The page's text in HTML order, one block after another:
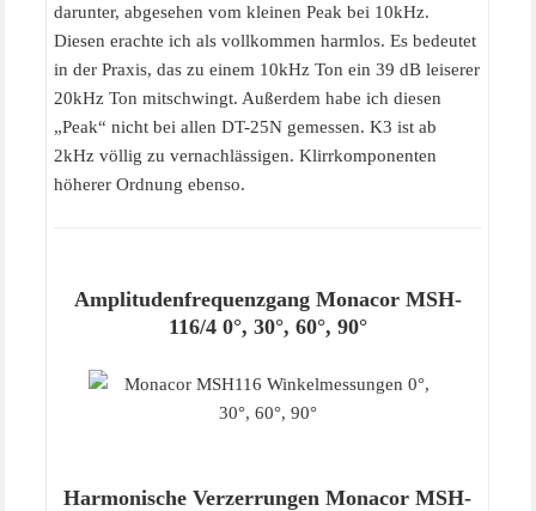
darunter, abgesehen vom kleinen Peak bei 10kHz.
Diesen erachte ich als vollkommen harmlos. Es bedeutet
in der Praxis, das zu einem 10kHz Ton ein 39 dB leiserer
20kHz Ton mitschwingt. Außerdem habe ich diesen
„Peak“ nicht bei allen DT-25N gemessen. K3 ist ab
2kHz völlig zu vernachlässigen. Klirrkomponenten
höherer Ordnung ebenso.
Amplitudenfrequenzgang Monacor MSH-
116/4 0°, 30°, 60°, 90°
Harmonische Verzerrungen Monacor MSH-